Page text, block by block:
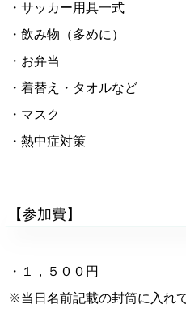
・サッカー用具一式
・飲み物（多めに）
・お弁当
・着替え・タオルなど
・マスク
・熱中症対策
【参加費】
・１，５００円
※当日名前記載の封筒に入れ